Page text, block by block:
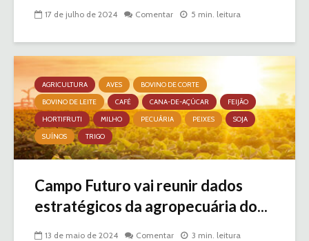
17 de julho de 2024 Comentar 5 min. leitura
AGRICULTURA AVES
BOVINO DE CORTE
BOVINO DE LEITE
CAFÉ CANA-DE-AÇÚCAR
FEIJÃO
HORTIFRUTI
MILHO PECUÁRIA PEIXES
SOJA
SUÍNOS
TRIGO
Campo Futuro vai reunir dados
estratégicos da agropecuária do...
13 de maio de 2024 Comentar 3 min. leitura